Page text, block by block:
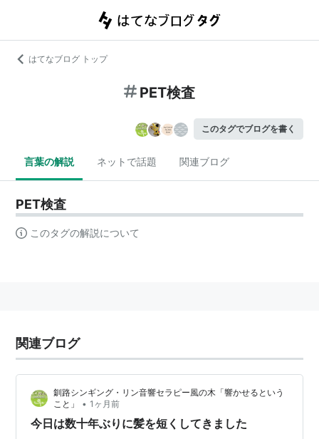
はてなブログ トップ
PET検査
このタグでブログを書く
言葉の解説 ネットで話題 関連ブログ
PET検査
このタグの解説について
関連ブログ
釧路シンギング・リン音響セラピー風の木「響かせるという
こと」
• 1ヶ月前
今日は数十年ぶりに髪を短くしてきました